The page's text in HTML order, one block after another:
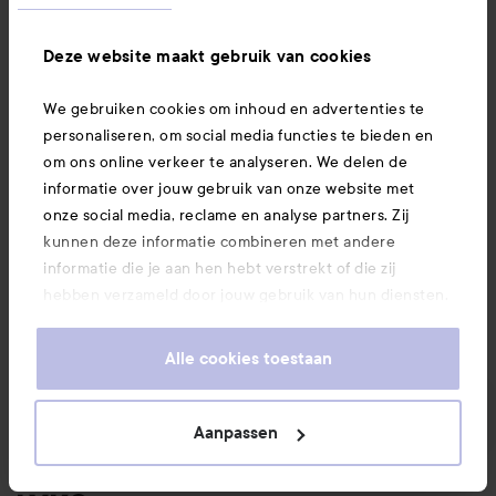
Deze website maakt gebruik van cookies
We gebruiken cookies om inhoud en advertenties te
personaliseren, om social media functies te bieden en
om ons online verkeer te analyseren. We delen de
informatie over jouw gebruik van onze website met
onze social media, reclame en analyse partners. Zij
kunnen deze informatie combineren met andere
informatie die je aan hen hebt verstrekt of die zij
hebben verzameld door jouw gebruik van hun diensten.
website te blijven gebruiken. Voor meer informatie over
je graag door naar ons cookiebeleid.
Alle cookies toestaan
Aanpassen
Informatie
Ook interessant
Download hier onze app